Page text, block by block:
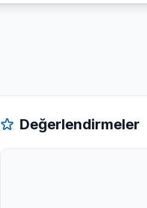
Değerlendirmeler